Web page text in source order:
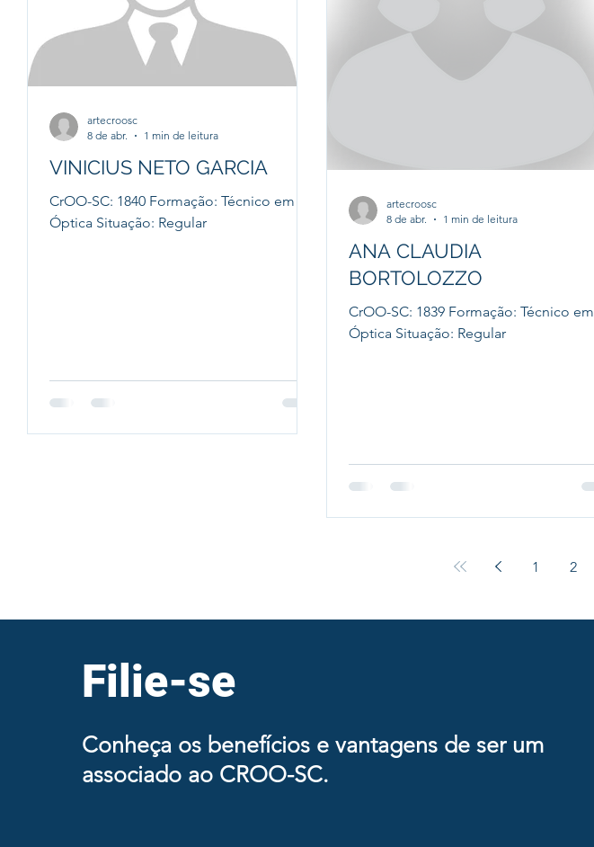
VINICIUS NETO GARCIA
CrOO-SC: 1840 Formação: Técnico em
Óptica Situação: Regular
artecroosc
8 de abr.
1 min de leitura
ANA CLAUDIA
BORTOLOZZO
CrOO-SC: 1839 Formação: Técnico em
Óptica Situação: Regular
artecroosc
8 de abr.
1 min de leitura
1 2
Filie-se
Conheça os benefícios e vantagens de ser um
associado ao CROO-SC.